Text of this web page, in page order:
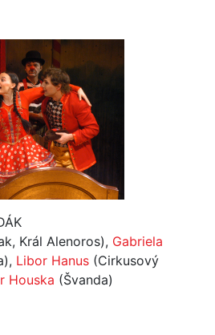
Král Alenoros), Gabriela
Libor Hanus (Cirkusový
Houska (Švanda)